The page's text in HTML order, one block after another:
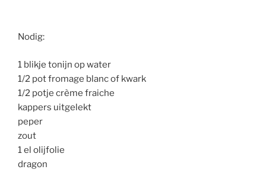
Nodig:
1 blikje tonijn op water
1/2 pot fromage blanc of kwark
1/2 potje crème fraiche
kappers uitgelekt
peper
zout
1 el olijfolie
dragon